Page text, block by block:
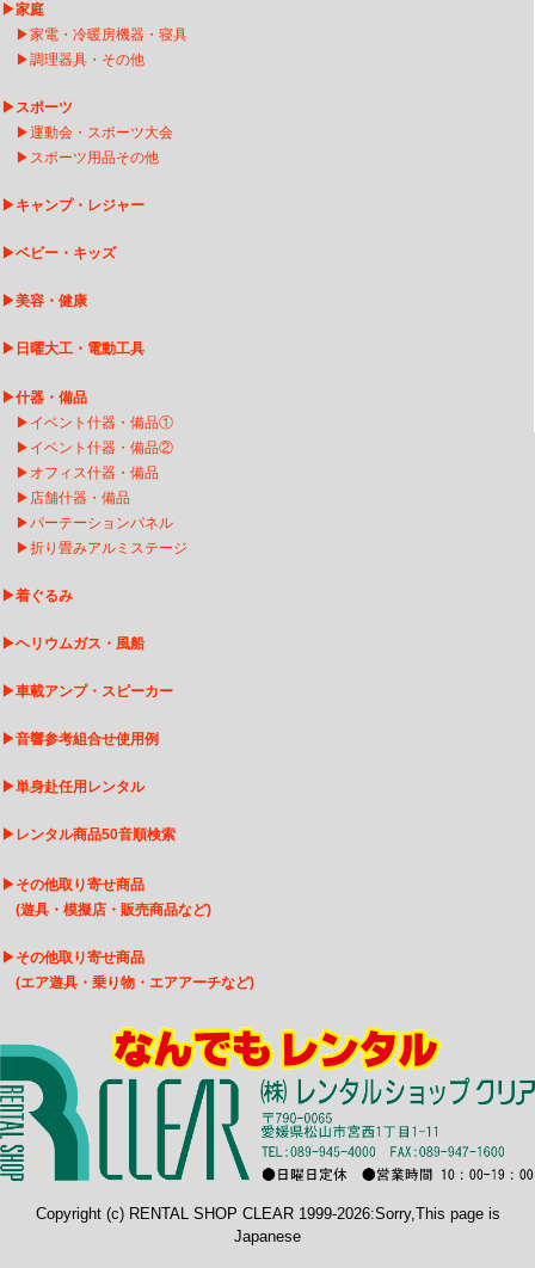
▶家庭
▶家電・冷暖房機器・寝具
▶調理器具・その他
▶スポーツ
▶運動会・スポーツ大会
▶ スポーツ用品その他
▶キャンプ・レジャー
▶ベビー・キッズ
▶美容・健康
▶ 日曜大工・電動工具
▶什器・備品
▶ イベント什器・備品①
▶ イベント什器・備品②
▶ オフィス什器・備品
▶ 店舗什器・備品
▶パーテーションパネル
▶折り畳みアルミステージ
▶着ぐるみ
▶ヘリウムガス・風船
▶車載アンプ・スピーカー
▶音響参考組合せ使用例
▶単身赴任用レンタル
▶ レンタル商品50音順検索
▶その他取り寄せ商品
(遊具・模擬店・販売商品など)
▶その他取り寄せ商品
(エア遊具・乗り物・エアアーチなど)
Copyright (c) RENTAL SHOP CLEAR 1999-2026:Sorry,This page is
Japanese